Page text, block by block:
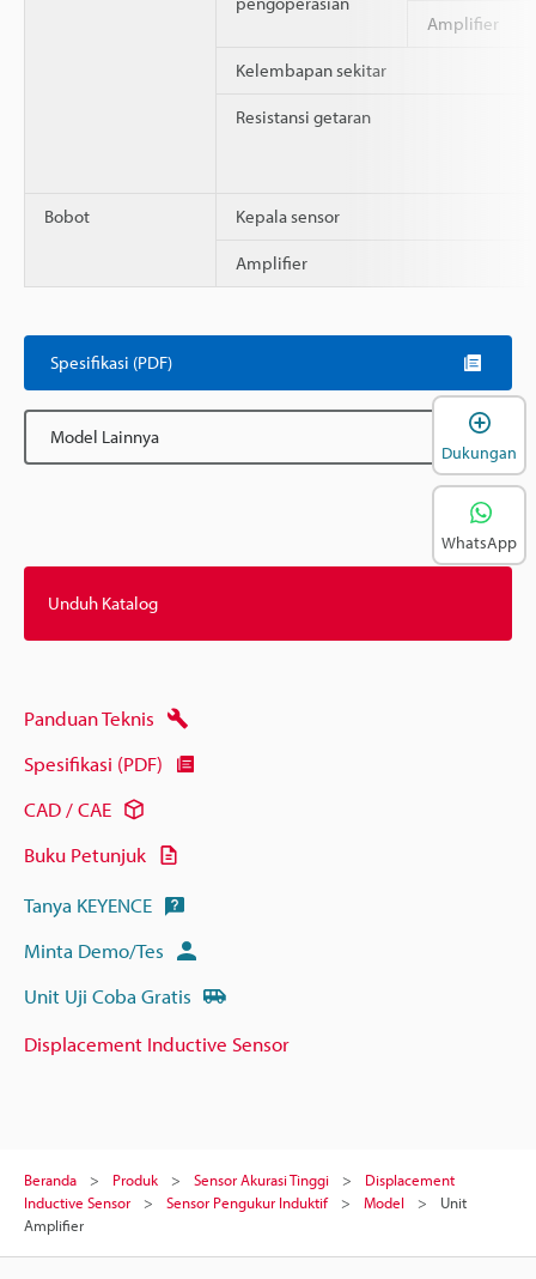
Amplifier
Kelembapan sekitar
Resistansi getaran
Bobot Kepala sensor
Amplifier
Spesifikasi (PDF)
Model Lainnya
Unduh Katalog
Panduan Teknis
Spesifikasi (PDF)
CAD / CAE
Buku Petunjuk
Tanya KEYENCE
Minta Demo/Tes
Unit Uji Coba Gratis
Displacement Inductive Sensor
Beranda Produk Sensor Akurasi Tinggi
Displacement
Inductive Sensor
Sensor Pengukur Induktif Model
Unit
Amplifier
Dukungan
WhatsApp